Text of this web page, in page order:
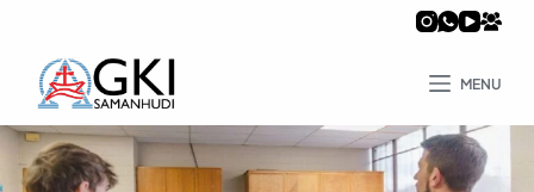
MENU